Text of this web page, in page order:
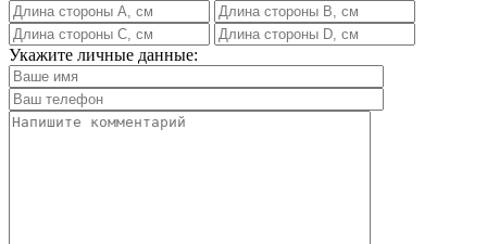
Укажите личные данные: